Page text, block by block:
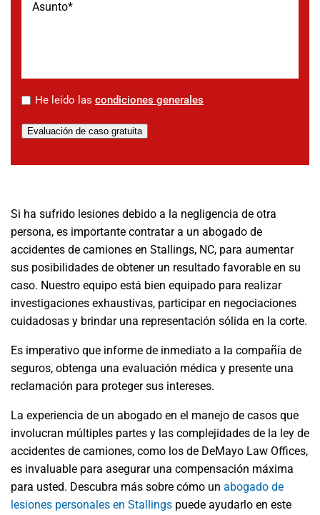
* He leído las condiciones generales
Evaluación de caso gratuita
Si ha sufrido lesiones debido a la negligencia de otra
persona, es importante contratar a un abogado de
accidentes de camiones en Stallings, NC, para aumentar
sus posibilidades de obtener un resultado favorable en su
caso. Nuestro equipo está bien equipado para realizar
investigaciones exhaustivas, participar en negociaciones
cuidadosas y brindar una representación sólida en la corte.
Es imperativo que informe de inmediato a la compañía de
seguros, obtenga una evaluación médica y presente una
reclamación para proteger sus intereses.
La experiencia de un abogado en el manejo de casos que
involucran múltiples partes y las complejidades de la ley de
accidentes de camiones, como los de DeMayo Law Offices,
es invaluable para asegurar una compensación máxima
para usted. Descubra más sobre cómo un abogado de
lesiones personales en Stallings puede ayudarlo en este